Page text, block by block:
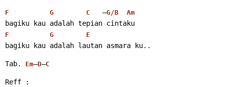
F G C
   –
G/B Am
bagiku kau adalah tepian cintaku
F G E
bagiku kau adalah lautan asmara ku..
Tab. Em–D–C
Reff :